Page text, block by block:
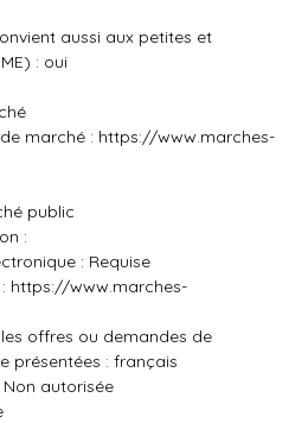
aussi aux petites et
: oui
marché : https://www.marches-
public
:
: Requise
https://www.marches-
offres ou demandes de
présentées : français
autorisée